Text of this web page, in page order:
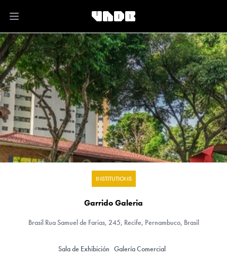
Open main menu
INSTITUTIONS
Garrido Galeria
BrasilRua Samuel de Farias, 245, Recife, Pernambuco, Brasil
Sala de Exhibición Galería Comercial